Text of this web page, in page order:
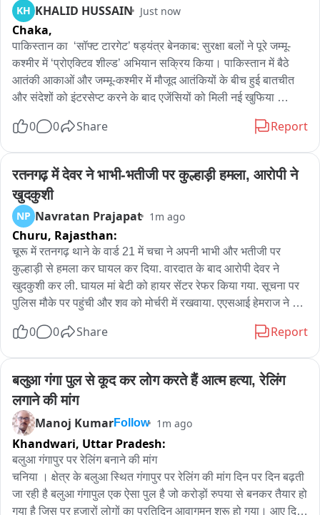
KH KHALID HUSSAIN Just now
Chaka,
पाकिस्तान का  ‘सॉफ्ट टारगेट’ षड्यंत्र बेनकाब: सुरक्षा बलों ने पूरे जम्मू-
कश्मीर में ‘प्रोएक्टिव शील्ड’ अभियान सक्रिय किया। पाकिस्तान में बैठे
आतंकी आकाओं और जम्मू-कश्मीर में मौजूद आतंकियों के बीच हुई बातचीत
और संदेशों को इंटरसेप्ट करने के बाद एजेंसियों को मिली नई खुफिया
के सूत्रों के मुताबिक, बातचीत से मिली जानकारी इस प्रकार है:
की साजिश रच रहा है। इसका मकसद पाकिस्तान के कब्जे वाले कश्मीर के
पुंछ डिवीजन में 10 अगस्त को होने वाले तीसरे चरण के मतदान से दुनिया का
ध्यान हटाना है। जम्मू-कश्मीर में, सक्रिय आतंकियों को ऐसे 'सॉफ्ट टारगेट'
चुनने का काम सौंपा गया है जो निहत्थे हों और जिन पर हमला करने से ध्यान
खींचा जा सके, जैसे कि प्रवासी मजदूर, अल्पसंख्यक और सुनसान जगहों पर
ड्यूटी पर तैनात सुरक्षाकर्मी। देश के बाकी हिस्सों में, उन्हें सुरक्षा ठिकानों,
कैंपों, भीड़-भाड़ वाली सार्वजनिक जगहों, ट्रांसपोर्ट हब और अहम सरकारी
संस्थानों को निशाना बनाने का काम सौंपा गया है।” इसके बाद, संवेदनशील
इलाकों में अतिरिक्त सुरक्षा बल तैनात करने, निगरानी तंत्र को मजबूत करने,
करने के निर्देश जारी किए गए हैं, खासकर जम्मू-कश्मीर में। दक्षिण कश्मीर में
पुलिस ने अन्य सुरक्षा एजेंसियों के साथ मिलकर प्रवासी मजदूरों, खासकर
कश्मीर में लगभग 400 ईंट-भट्टों पर काम करने वालों के लिए एक नई
एडवाइजरी जारी की है और घाटी में सुरक्षा इंतजाम भी बढ़ा दिए हैं। सुरक्षा के
ये कड़े इंतजाम उन खुफिया इनपुट के बाद किए गए हैं जिनसे पता चलता है कि
सीमा पार बैठे आतंकी आकाओं ने सक्रिय आतंकियों को और अधिक 'सॉफ्ट-
टारगेट' हमले करने का निर्देश दिया है, जिसमें खासकर प्रवासी मजदूरों और
सुरक्षाकर्मियों को निशाना बनाया जाना है। एडवाइजरी के मुताबिक, सुनसान
और बिखरी हुई जगहों, खासकर ईंट-भट्टों के आसपास रहने वाले प्रवासी
मजदूरों और उनके परिवारों को तुरंत सुरक्षा ठिकानों के करीब आबादी वाले
0 0 Share Report
रतनगढ़ में देवर ने भाभी-भतीजी पर कुल्हाड़ी हमला, आरोपी ने
खुदकुशी
NP Navratan Prajapat 1m ago
Churu, Rajasthan:
चूरू में रतनगढ़ थाने के वार्ड 21 में चचा ने अपनी भाभी और भतीजी पर
कुल्हाड़ी से हमला कर घायल कर दिया. वारदात के बाद आरोपी देवर ने
खुदकुशी कर ली. घायल मां बेटी को हायर सेंटर रेफर किया गया. सूचना पर
पुलिस मौके पर पहुंची और शव को मोर्चरी में रखवाया. एएसआई हेमराज ने
के अलावा भाभी और भतीजी घायल थीं. पति विदेश में रहता है; आरोपी
0 0 Share Report
बलुआ गंगा पुल से कूद कर लोग करते हैं आत्म हत्या, रेलिंग
लगाने की मांग
Manoj KumarFollow 1m ago
Khandwari, Uttar Pradesh:
बलुआ गंगापुर पर रेलिंग बनाने की मांग
चनिया । क्षेत्र के बलुआ स्थित गंगापुर पर रेलिंग की मांग दिन पर दिन बढ़ती
जा रही है बलुआ गंगापुल एक ऐसा पुल है जो करोड़ों रुपया से बनकर तैयार हो
गया है जिस पर हजारों लोगों का प्रतिदिन आवागमन शुरू हो गया। आए दिन